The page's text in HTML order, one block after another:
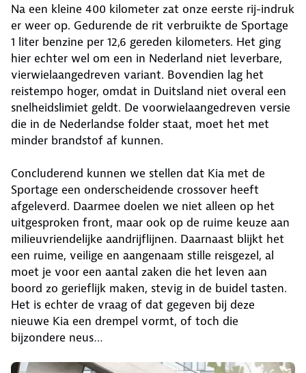
Na een kleine 400 kilometer zat onze eerste rij-indruk
er weer op. Gedurende de rit verbruikte de Sportage
1 liter benzine per 12,6 gereden kilometers. Het ging
hier echter wel om een in Nederland niet leverbare,
vierwielaangedreven variant. Bovendien lag het
reistempo hoger, omdat in Duitsland niet overal een
snelheidslimiet geldt. De voorwielaangedreven versie
die in de Nederlandse folder staat, moet het met
minder brandstof af kunnen.
Concluderend kunnen we stellen dat Kia met de
Sportage een onderscheidende crossover heeft
afgeleverd. Daarmee doelen we niet alleen op het
uitgesproken front, maar ook op de ruime keuze aan
milieuvriendelijke aandrijflijnen. Daarnaast blijkt het
een ruime, veilige en aangenaam stille reisgezel, al
moet je voor een aantal zaken die het leven aan
boord zo gerieflijk maken, stevig in de buidel tasten.
Het is echter de vraag of dat gegeven bij deze
nieuwe Kia een drempel vormt, of toch die
bijzondere neus…